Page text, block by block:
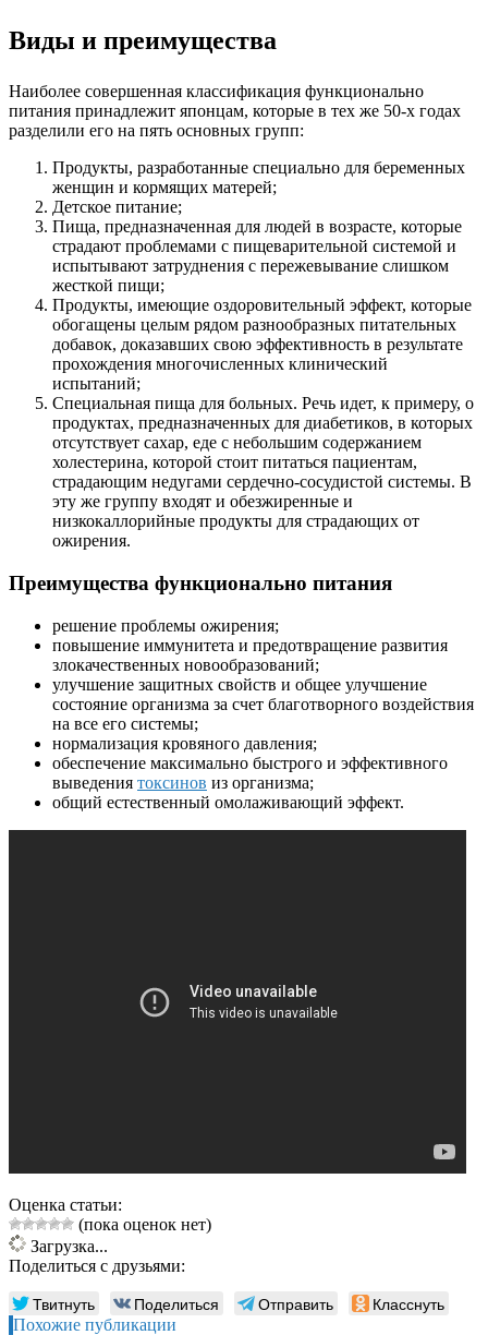
Виды и преимущества
Наиболее совершенная классификация функционально
питания принадлежит японцам, которые в тех же 50-х годах
разделили его на пять основных групп:
Продукты, разработанные специально для беременных
женщин и кормящих матерей;
Детское питание;
Пища, предназначенная для людей в возрасте, которые
страдают проблемами с пищеварительной системой и
испытывают затруднения с пережевывание слишком
жесткой пищи;
Продукты, имеющие оздоровительный эффект, которые
обогащены целым рядом разнообразных питательных
добавок, доказавших свою эффективность в результате
прохождения многочисленных клинический
испытаний;
Специальная пища для больных. Речь идет, к примеру, о
продуктах, предназначенных для диабетиков, в которых
отсутствует сахар, еде с небольшим содержанием
холестерина, которой стоит питаться пациентам,
страдающим недугами сердечно-сосудистой системы. В
эту же группу входят и обезжиренные и
низкокаллорийные продукты для страдающих от
ожирения.
Преимущества функционально питания
решение проблемы ожирения;
повышение иммунитета и предотвращение развития
злокачественных новообразований;
улучшение защитных свойств и общее улучшение
состояние организма за счет благотворного воздействия
на все его системы;
нормализация кровяного давления;
обеспечение максимально быстрого и эффективного
выведения токсинов из организма;
общий естественный омолаживающий эффект.
Оценка статьи:
(пока оценок нет)
Загрузка...
Поделиться с друзьями:
Твитнуть Поделиться Отправить Класснуть
Похожие публикации